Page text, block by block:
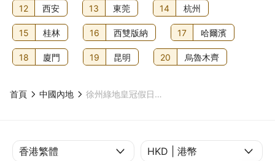
12 西安 13 東莞 14 杭州
15 桂林 16 西雙版納 17 哈爾濱
18 廈門 19 昆明 20 烏魯木齊
首頁 中國內地 徐州綠地皇冠假日酒店